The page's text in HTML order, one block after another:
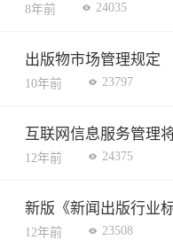
8年前 24035
出版物市场管理规定
10年前 23797
互联网信息服务管理
12年前 24375
新版《新闻出版行业
12年前 23508